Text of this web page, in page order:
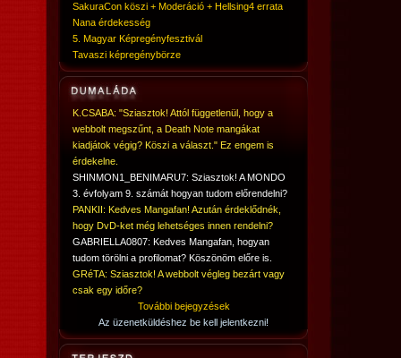
SakuraCon köszi + Moderáció + Hellsing4 errata
Nana érdekesség
5. Magyar Képregényfesztivál
Tavaszi képregénybörze
K.CSABA: "Sziasztok! Attól függetlenül, hogy a
webbolt megszűnt, a Death Note mangákat
kiadjátok végig? Köszi a választ." Ez engem is
érdekelne.
SHINMON1_BENIMARU7: Sziasztok! A MONDO
3. évfolyam 9. számát hogyan tudom előrendelni?
PANKII: Kedves Mangafan! Azután érdeklődnék,
hogy DvD-ket még lehetséges innen rendelni?
GABRIELLA0807: Kedves Mangafan, hogyan
tudom törölni a profilomat? Köszönöm előre is.
GRéTA: Sziasztok! A webbolt végleg bezárt vagy
csak egy időre?
További bejegyzések
Az üzenetküldéshez be kell jelentkezni!